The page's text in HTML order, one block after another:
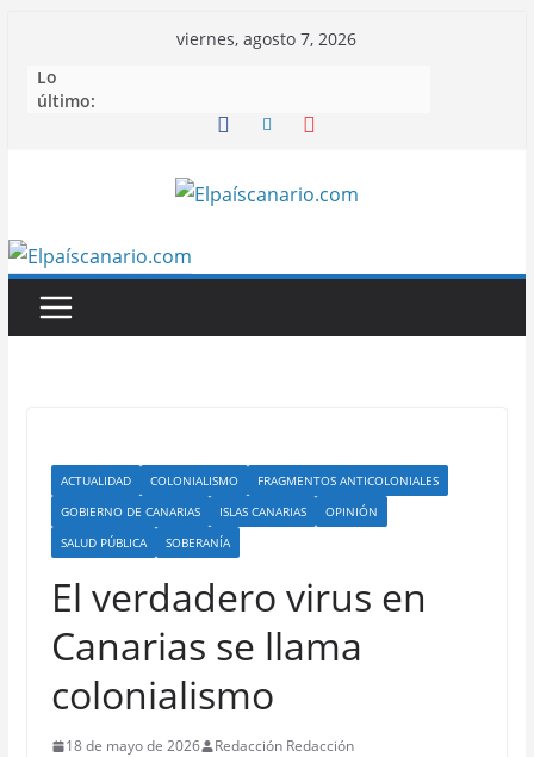
contenido
viernes, agosto 7, 2026
Lo
último:
ACTUALIDAD COLONIALISMO
FRAGMENTOS ANTICOLONIALES
GOBIERNO DE CANARIAS
ISLAS CANARIAS
OPINIÓN
SALUD PÚBLICA
SOBERANÍA
El verdadero virus en
Canarias se llama
colonialismo
18 de mayo de 2026 Redacción Redacción